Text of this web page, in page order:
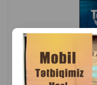
sağlamlığını təmin edir.
İstehsalçı ölkə: Almaniya.